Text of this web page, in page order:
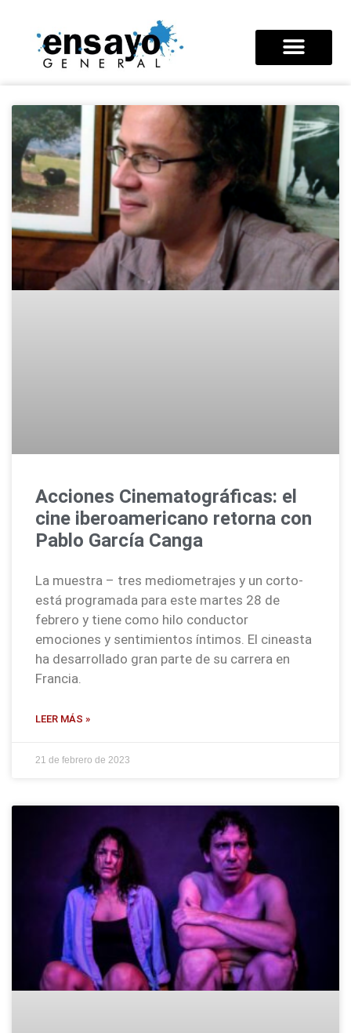
Acciones Cinematográficas: el
cine iberoamericano retorna con
Pablo García Canga
La muestra – tres mediometrajes y un corto-
está programada para este martes 28 de
febrero y tiene como hilo conductor
emociones y sentimientos íntimos. El cineasta
ha desarrollado gran parte de su carrera en
Francia.
LEER MÁS »
21 de febrero de 2023